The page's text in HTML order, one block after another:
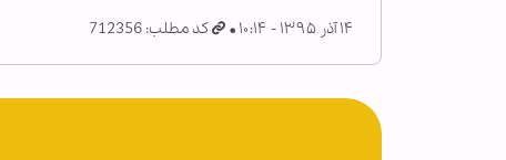
۱۴ آذر ۱۳۹۵ - ۱۰:۱۴ کد مطلب: 712356